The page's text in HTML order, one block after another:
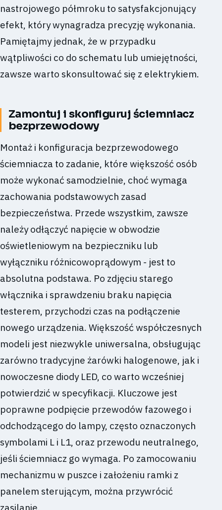
nastrojowego półmroku to satysfakcjonujący
efekt, który wynagradza precyzję wykonania.
Pamiętajmy jednak, że w przypadku
wątpliwości co do schematu lub umiejętności,
zawsze warto skonsultować się z elektrykiem.
Zamontuj i skonfiguruj ściemniacz
bezprzewodowy
Montaż i konfiguracja bezprzewodowego
ściemniacza to zadanie, które większość osób
może wykonać samodzielnie, choć wymaga
zachowania podstawowych zasad
bezpieczeństwa. Przede wszystkim, zawsze
należy odłączyć napięcie w obwodzie
oświetleniowym na bezpieczniku lub
wyłączniku różnicowoprądowym - jest to
absolutna podstawa. Po zdjęciu starego
włącznika i sprawdzeniu braku napięcia
testerem, przychodzi czas na podłączenie
nowego urządzenia. Większość współczesnych
modeli jest niezwykle uniwersalna, obsługując
zarówno tradycyjne żarówki halogenowe, jak i
nowoczesne diody LED, co warto wcześniej
potwierdzić w specyfikacji. Kluczowe jest
poprawne podpięcie przewodów fazowego i
odchodzącego do lampy, często oznaczonych
symbolami L i L1, oraz przewodu neutralnego,
jeśli ściemniacz go wymaga. Po zamocowaniu
mechanizmu w puszce i założeniu ramki z
panelem sterującym, można przywrócić